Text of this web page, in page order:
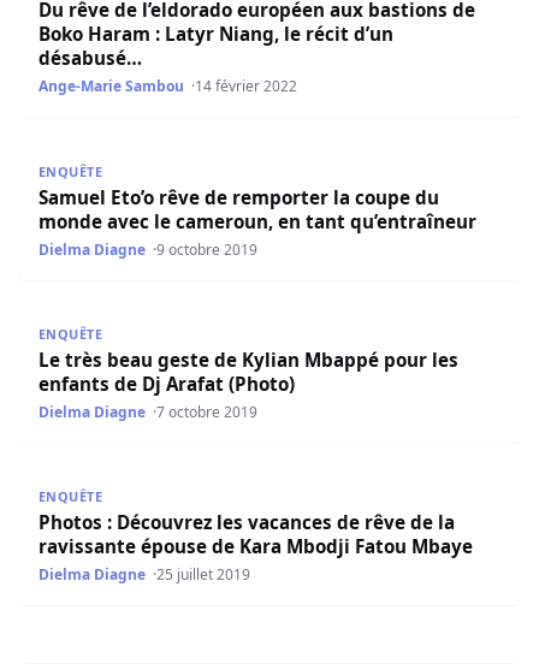
Du rêve de l’eldorado européen aux bastions de
Boko Haram : Latyr Niang, le récit d’un
désabusé…
Ange-Marie Sambou 14 février 2022
ENQUÊTE
Samuel Eto’o rêve de remporter la coupe du
monde avec le cameroun, en tant qu’entraîneur
Dielma Diagne 9 octobre 2019
ENQUÊTE
Le très beau geste de Kylian Mbappé pour les
enfants de Dj Arafat (Photo)
Dielma Diagne 7 octobre 2019
ENQUÊTE
Photos : Découvrez les vacances de rêve de la
ravissante épouse de Kara Mbodji Fatou Mbaye
Dielma Diagne 25 juillet 2019